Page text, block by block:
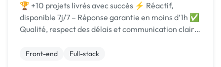
🏆 +10 projets livrés avec succès ⚡️ Réactif,
disponible 7j/7 – Réponse garantie en moins d’1h ✅
Qualité, respect des délais et communication claire
Web spécialisé en React / Next.js / TypeScript,...
Front-end Full-stack